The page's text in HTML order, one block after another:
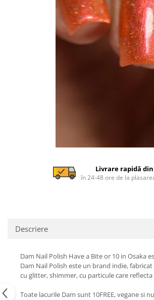
Livrare rapidă
în 24-48 ore de la
Descriere
Dam Nail Polish Have a Bite or 10 in
Dam Nail Polish este un brand indie,
cu glitter, shimmer, cu particule care
Toate lacurile Dam sunt 10FREE, vegane si